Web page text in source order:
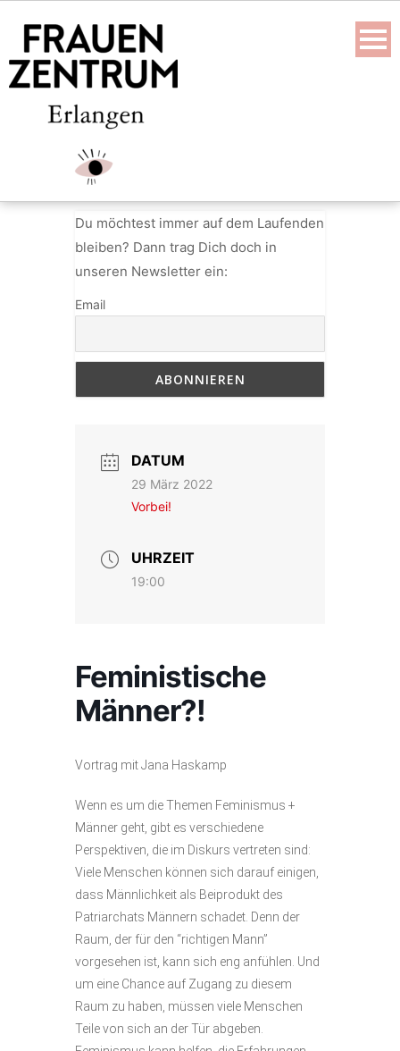
content
Du möchtest immer auf dem Laufenden
bleiben? Dann trag Dich doch in
unseren Newsletter ein:
Email
DATUM
29 März 2022
Vorbei!
UHRZEIT
19:00
Feministische
Männer?!
Vortrag mit Jana Haskamp
Wenn es um die Themen Feminismus +
Männer geht, gibt es verschiedene
Perspektiven, die im Diskurs vertreten sind:
Viele Menschen können sich darauf einigen,
dass Männlichkeit als Beiprodukt des
Patriarchats Männern schadet. Denn der
Raum, der für den “richtigen Mann”
vorgesehen ist, kann sich eng anfühlen. Und
um eine Chance auf Zugang zu diesem
Raum zu haben, müssen viele Menschen
Teile von sich an der Tür abgeben.